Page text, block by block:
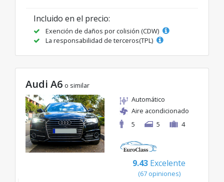
Incluido en el precio:
Exención de daños por colisión (CDW)
La responsabilidad de terceros(TPL)
Audi A6 o similar
Automático
Aire acondicionado
5
5 4
9.43 Excelente
(67 opiniones)